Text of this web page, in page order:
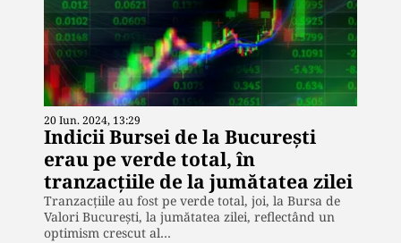
20 Iun. 2024, 13:29
Indicii Bursei de la București
erau pe verde total, în
tranzacțiile de la jumătatea zilei
Tranzacțiile au fost pe verde total, joi, la Bursa de
Valori București, la jumătatea zilei, reflectând un
optimism crescut al…